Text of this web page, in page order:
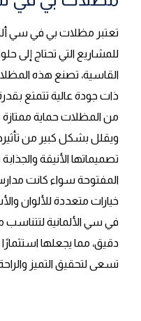
تعتبر مظلات بي في سي
للمشاريع التي تحتاج إلى
القاسية، تصنع هذه
ذات جودة عالية تتمتع
من المظلات حماية
ويقلل بشكل كبير من
تصميماتها الأنيقة
المفتوحة سواء كانت
خيارات متعددة للألوان
في سي الألمانية
دقيق، مما يجعلها
تسعى لتحقيق التميز